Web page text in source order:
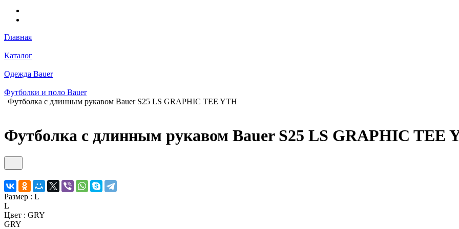
Главная
Каталог
Одежда Bauer
Футболки и поло Bauer
Футболка с длинным рукавом Bauer S25 LS GRAPHIC TEE YTH
Футболка с длинным рукавом Bauer S25 LS GRAPHIC TEE
Размер : L
L
Цвет : GRY
GRY